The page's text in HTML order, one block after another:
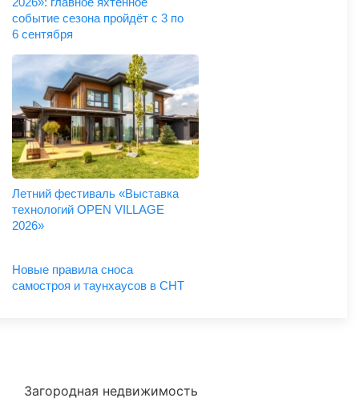
событие сезона пройдёт с 3 по
6 сентября
Летний фестиваль «Выставка
технологий OPEN VILLAGE
2026»
Новые правила сноса
самостроя и таунхаусов в СНТ
Загородная недвижимость